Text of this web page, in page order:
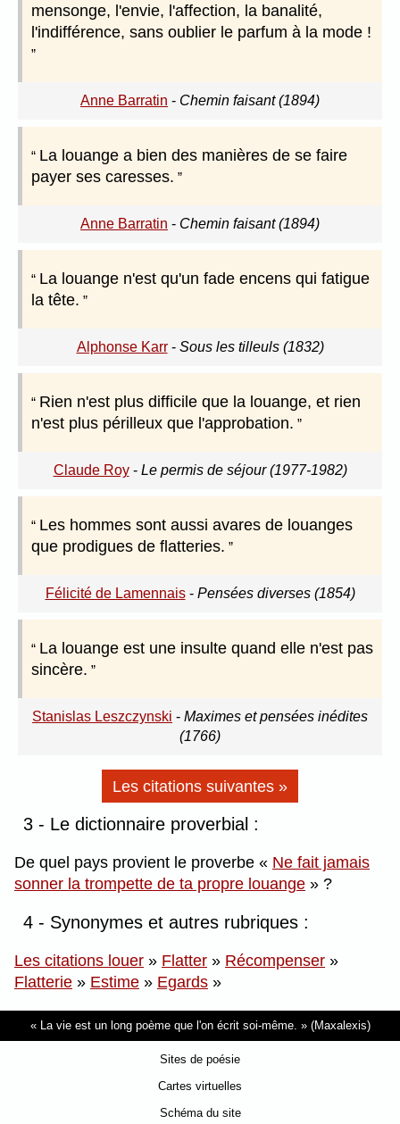
mensonge, l'envie, l'affection, la banalité,
l'indifférence, sans oublier le parfum à la mode !
Anne Barratin - Chemin faisant (1894)
La louange a bien des manières de se faire
payer ses caresses.
Anne Barratin - Chemin faisant (1894)
La louange n'est qu'un fade encens qui fatigue
la tête.
Alphonse Karr- Sous les tilleuls (1832)
Rien n'est plus difficile que la louange, et rien
n'est plus périlleux que l'approbation.
Claude Roy- Le permis de séjour (1977-1982)
Les hommes sont aussi avares de louanges
que prodigues de flatteries.
Félicité de Lamennais- Pensées diverses (1854)
La louange est une insulte quand elle n'est pas
sincère.
Stanislas Leszczynski - Maximes et pensées inédites
(1766)
Les citations suivantes »
3 - Le dictionnaire proverbial :
De quel pays provient le proverbe
Ne fait jamais
sonner la trompette de ta propre louange
?
4 - Synonymes et autres rubriques :
Les citations louer » Flatter » Récompenser »
Flatterie » Estime » Egards »
La vie est un long poème que l'on écrit soi-même. (Maxalexis)
Sites de poésie
Cartes virtuelles
Schéma du site